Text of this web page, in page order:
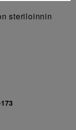
steriloinnin